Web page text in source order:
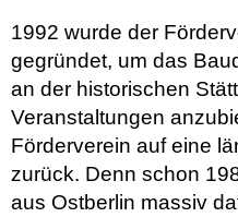
1992 wurde der
gegründet, um das
an der historischen
Veranstaltungen
Förderverein auf eine
zurück. Denn schon
aus Ostberlin massiv